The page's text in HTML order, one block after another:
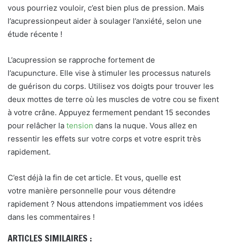
vous pourriez vouloir, c’est bien plus de pression. Mais
l’acupressionpeut aider à soulager l’anxiété, selon une
étude récente !
L’acupression se rapproche fortement de
l’acupuncture. Elle vise à stimuler les processus naturels
de guérison du corps. Utilisez vos doigts pour trouver les
deux mottes de terre où les muscles de votre cou se fixent
à votre crâne. Appuyez fermement pendant 15 secondes
pour relâcher la tension dans la nuque. Vous allez en
ressentir les effets sur votre corps et votre esprit très
rapidement.
C’est déjà la fin de cet article. Et vous, quelle est
votre manière personnelle pour vous détendre
rapidement ? Nous attendons impatiemment vos idées
dans les commentaires !
ARTICLES SIMILAIRES :